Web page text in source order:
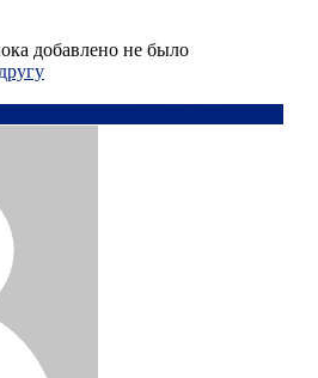
добавлено не было